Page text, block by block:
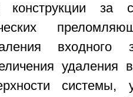
конструкции за
входного
удаления
системы,